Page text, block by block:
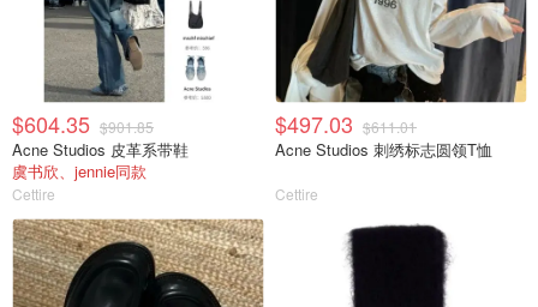
$604.35 $901.85
Acne Studios 皮革系带鞋
虞书欣、jennie同款
Cettire
$497.03 $611.01
Acne Studios 刺绣标志圆领T恤
Cettire